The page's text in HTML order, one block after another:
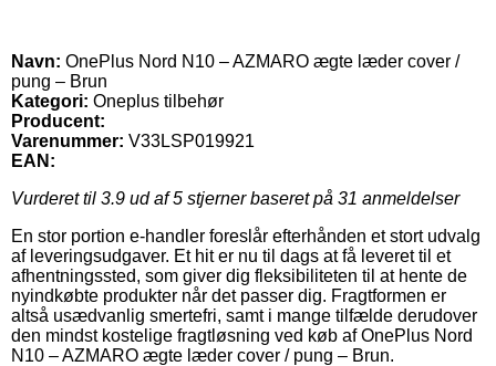
Navn: OnePlus Nord N10 – AZMARO ægte læder cover /
pung – Brun
Kategori: Oneplus tilbehør
Producent:
Varenummer: V33LSP019921
EAN:
Vurderet til 3.9 ud af 5 stjerner baseret på 31 anmeldelser
En stor portion e-handler foreslår efterhånden et stort udvalg
af leveringsudgaver. Et hit er nu til dags at få leveret til et
afhentningssted, som giver dig fleksibiliteten til at hente de
nyindkøbte produkter når det passer dig. Fragtformen er
altså usædvanlig smertefri, samt i mange tilfælde derudover
den mindst kostelige fragtløsning ved køb af OnePlus Nord
N10 – AZMARO ægte læder cover / pung – Brun.